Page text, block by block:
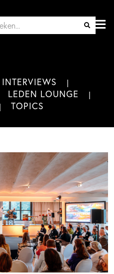
INTERVIEWS
LEDEN LOUNGE
TOPICS